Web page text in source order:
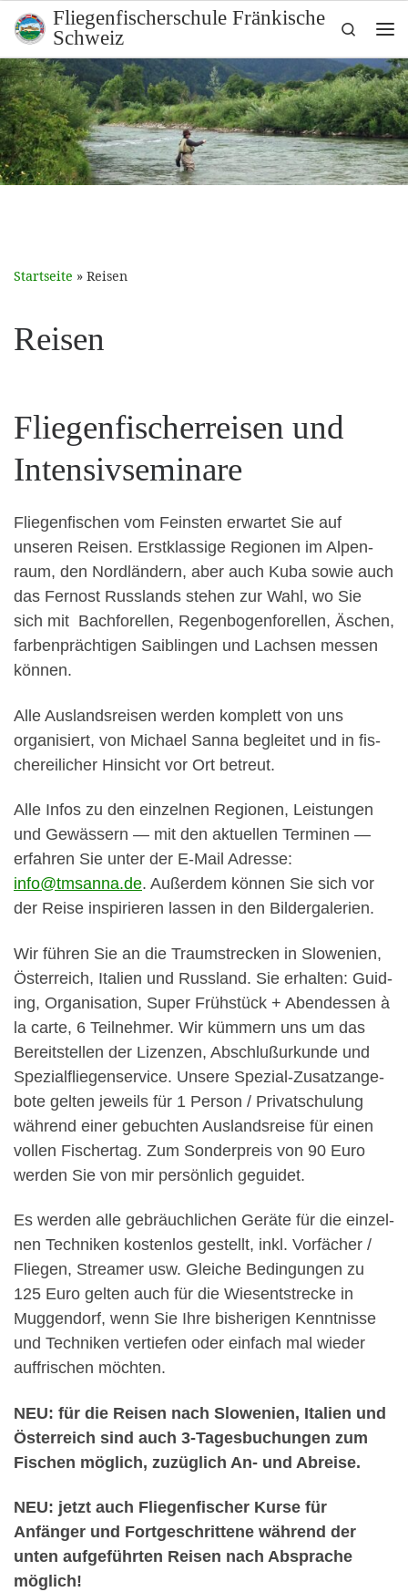
Zum Inhalt springen
Fliegenfischerschule Fränkische
Schweiz
Search
Startseite » Reisen
Reisen
Fliegenfischerreisen und
Intensivseminare
Fliegen­fis­chen vom Fein­sten erwartet Sie auf
unseren Reisen. Erstk­las­sige Regio­nen im Alpen­
raum, den Nordlän­dern, aber auch Kuba sowie auch
das Fer­nost Rus­s­lands ste­hen zur Wahl, wo Sie
sich mit Bach­forellen, Regen­bo­gen­forellen, Äschen,
far­ben­prächti­gen Saib­lin­gen und Lach­sen messen
kön­nen.
Alle Aus­land­sreisen wer­den kom­plett von uns
organ­isiert, von Michael San­na begleit­et und in fis­
chereilich­er Hin­sicht vor Ort betreut.
Alle Infos zu den einzel­nen Regio­nen, Leis­tun­gen
und Gewässern — mit den aktuellen Ter­mi­nen —
erfahren Sie unter der E‑Mail Adresse:
info@tmsanna.de. Außer­dem kön­nen Sie sich vor
der Reise inspiri­eren lassen in den Bilder­ga­le­rien.
Wir führen Sie an die Traum­streck­en in Slowe­nien,
Öster­re­ich, Ital­ien und Rus­s­land. Sie erhal­ten: Guid­
ing, Organ­i­sa­tion, Super Früh­stück + Aben­dessen à
la carte, 6 Teil­nehmer. Wir küm­mern uns um das
Bere­it­stellen der Lizen­zen, Abschlußurkunde und
Spezialfliegenser­vice. Unsere Spezial-Zusatzange­
bote gel­ten jew­eils für 1 Per­son / Pri­vatschu­lung
während ein­er gebucht­en Aus­land­sreise für einen
vollen Fis­chertag. Zum Son­der­preis von 90 Euro
wer­den Sie von mir per­sön­lich geguidet.
Es wer­den alle gebräuch­lichen Geräte für die einzel­
nen Tech­niken kosten­los gestellt, inkl. Vor­fäch­er /
Fliegen, Stream­er usw. Gle­iche Bedin­gun­gen zu
125 Euro gel­ten auch für die Wiesentstrecke in
Muggen­dorf, wenn Sie Ihre bish­eri­gen Ken­nt­nisse
und Tech­niken ver­tiefen oder ein­fach mal wieder
auf­frischen möcht­en.
NEU: für die Reisen nach Slowe­nien, Ital­ien und
Öster­re­ich sind auch 3‑Tagesbuchungen zum
Fis­chen möglich, zuzüglich An- und Abreise.
NEU: jet­zt auch Fliegen­fis­ch­er Kurse für
Anfänger und Fort­geschrit­tene während der
unten aufge­führten Reisen nach Absprache
möglich!